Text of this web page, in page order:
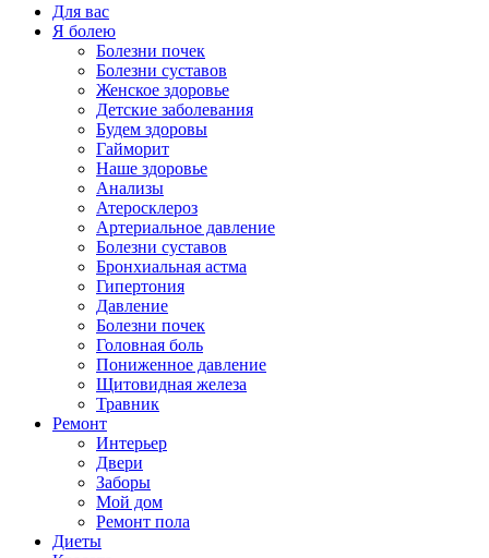
Для вас
Я болею
Болезни почек
Болезни суставов
Женское здоровье
Детские заболевания
Будем здоровы
Гайморит
Наше здоровье
Анализы
Атеросклероз
Артериальное давление
Болезни суставов
Бронхиальная астма
Гипертония
Давление
Болезни почек
Головная боль
Пониженное давление
Щитовидная железа
Травник
Ремонт
Интерьер
Двери
Заборы
Мой дом
Ремонт пола
Диеты